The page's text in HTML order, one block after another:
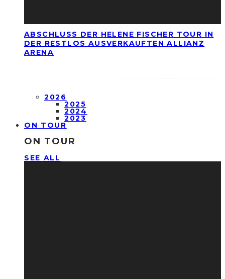
ABSCHLUSS DER HELENE FISCHER TOUR IN
DER RESTLOS AUSVERKAUFTEN ALLIANZ
ARENA
2026
2025
2024
2023
ON TOUR
ON TOUR
SEE ALL